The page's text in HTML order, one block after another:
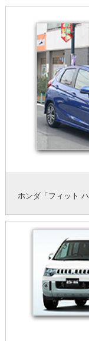
ホンダ「フィット ハ